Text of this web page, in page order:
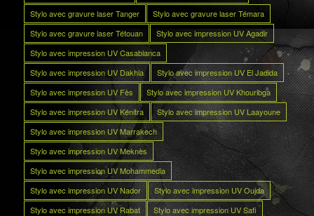
Stylo avec gravure laser Tanger
Stylo avec gravure laser Témara
Stylo avec gravure laser Tétouan
Stylo avec impression UV Agadir
Stylo avec impression UV Casablanca
Stylo avec impression UV Dakhla
Stylo avec impression UV El Jadida
Stylo avec impression UV Fès
Stylo avec impression UV Khouribga
Stylo avec impression UV Kénitra
Stylo avec impression UV Laayoune
Stylo avec impression UV Marrakech
Stylo avec impression UV Meknès
Stylo avec impression UV Mohammedia
Stylo avec impression UV Nador
Stylo avec impression UV Oujda
Stylo avec impression UV Rabat
Stylo avec impression UV Safi